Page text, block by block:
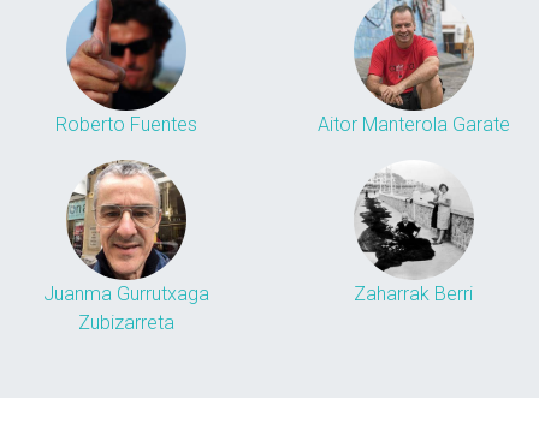
Roberto Fuentes Aitor Manterola Garate
Juanma Gurrutxaga
Zubizarreta
Zaharrak Berri